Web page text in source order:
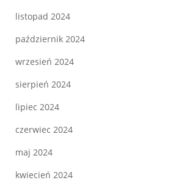
listopad 2024
październik 2024
wrzesień 2024
sierpień 2024
lipiec 2024
czerwiec 2024
maj 2024
kwiecień 2024